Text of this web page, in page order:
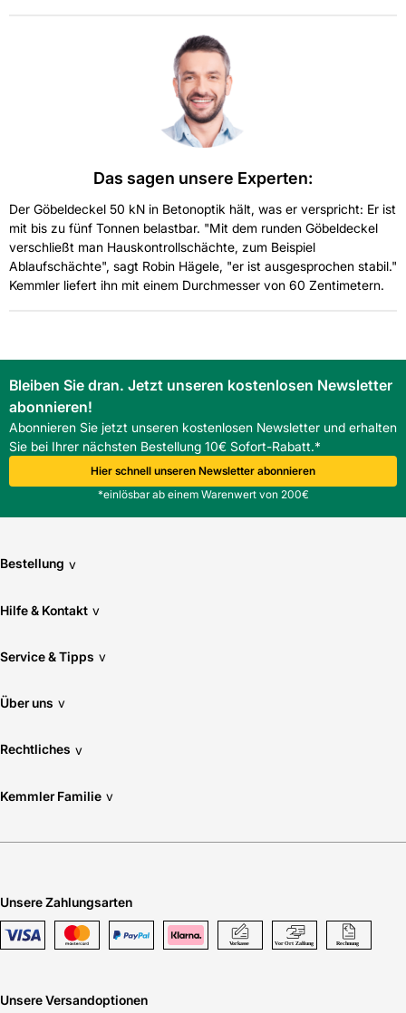
Die Ausführung entspricht der Kategorie Haus- und
Hofguss, ausgelegt für Witterungsbeständigkeit.
Das sagen unsere Experten:
Der Göbeldeckel 50 kN in Betonoptik hält, was er verspricht: Er ist
mit bis zu fünf Tonnen belastbar. "Mit dem runden Göbeldeckel
verschließt man Hauskontrollschächte, zum Beispiel
Ablaufschächte", sagt Robin Hägele, "er ist ausgesprochen stabil."
Kemmler liefert ihn mit einem Durchmesser von 60 Zentimetern.
Bleiben Sie dran. Jetzt unseren kostenlosen Newsletter
abonnieren!
Abonnieren Sie jetzt unseren kostenlosen Newsletter und erhalten
Sie bei Ihrer nächsten Bestellung 10€ Sofort-Rabatt.*
Hier schnell unseren Newsletter abonnieren
*einlösbar ab einem Warenwert von 200€
Bestellung v
Hilfe & Kontakt v
Service & Tipps v
Über uns v
Rechtliches v
Kemmler Familie v
Unsere Zahlungsarten
Unsere Versandoptionen